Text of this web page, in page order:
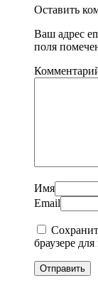
Оставить
Ваш адрес
поля
Имя
Email
браузере